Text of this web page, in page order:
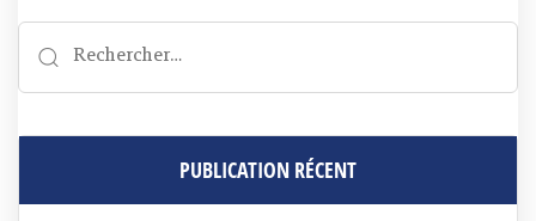
PUBLICATION RÉCENT